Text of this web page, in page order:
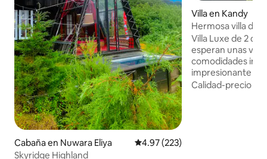
Cabaña en Nuwara Eliya Calificación promedio: 4.97 de
4.97 (223)
Skyridge Highland
Villa en Kandy
Hermosa villa de 2
mágica
Villa Luxe de 2
esperan unas
comodidades inigualables.
impresionante Hill
ciudad de Kandy,
Calidad-precio